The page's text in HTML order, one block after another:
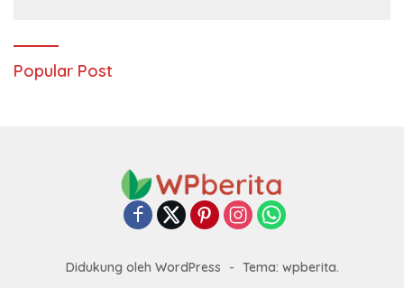
Popular Post
Didukung oleh WordPress - Tema: wpberita.